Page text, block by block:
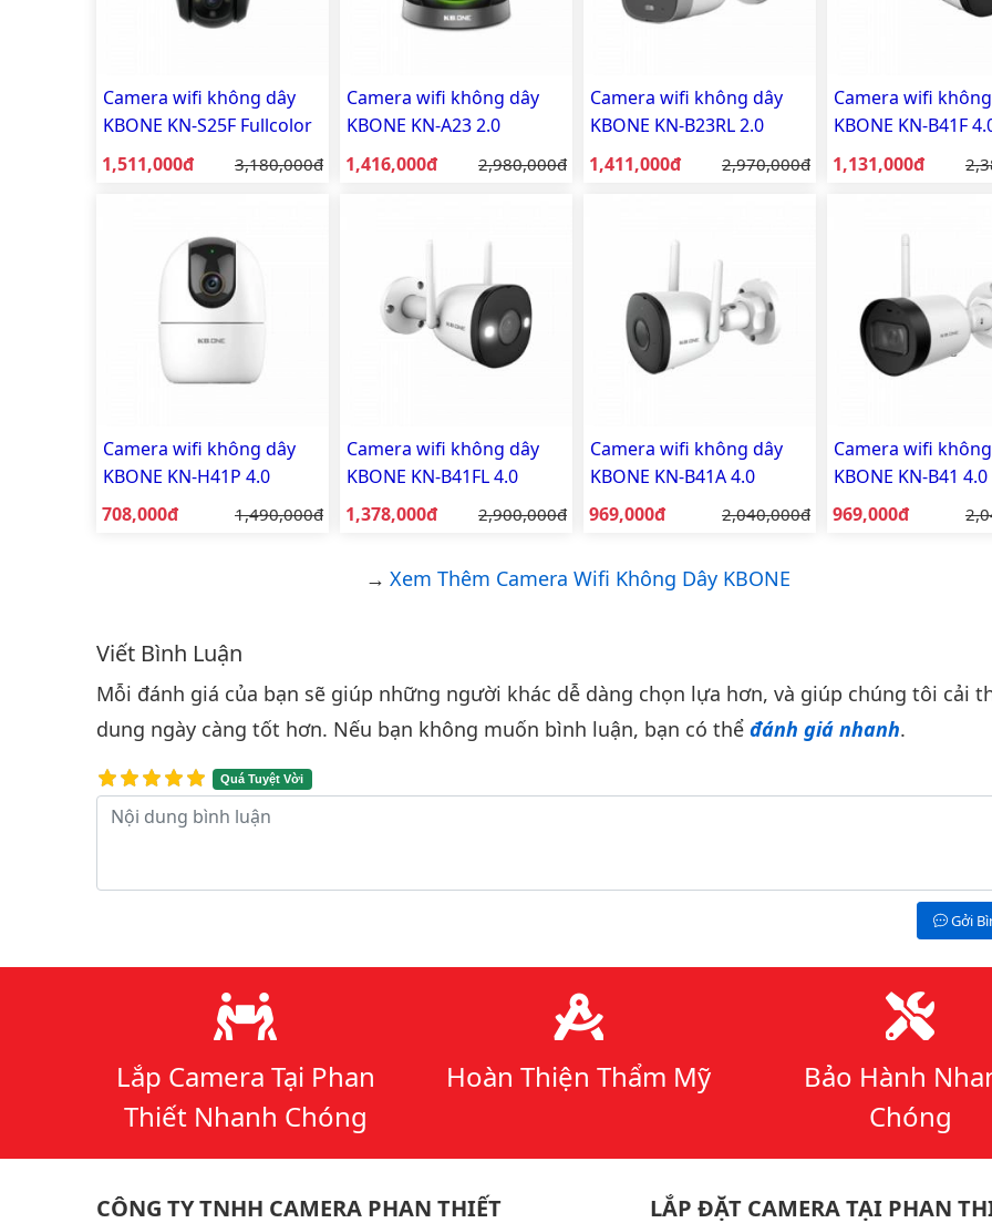
Camera wifi không dây
KBONE KN-S25F Fullcolor
có màu ban đêm
Giá bán:
1,511,000đ Giá gốc:
3,180,000đ
Camera wifi không dây
KBONE KN-A23 2.0
Megapixel (Mp)
Giá bán:
1,416,000đ Giá gốc:
2,980,000đ
Camera wifi không dây
KBONE KN-B23RL 2.0
Megapixel (Mp) Có đèn
Giá bán:
1,411,000đ Giá gốc:
2,970,000đ
Camera wifi
KBONE KN-B41F
Megapixel (Mp)
có màu ban đêm
Giá bán:
1,131,000đ
Camera wifi không dây
KBONE KN-H41P 4.0
Megapixel (Mp)
Giá bán:
708,000đ Giá gốc:
1,490,000đ
Camera wifi không dây
KBONE KN-B41FL 4.0
Megapixel (Mp) Fullcolor
có màu ban đêm - Có đèn
Giá bán:
1,378,000đ Giá gốc:
2,900,000đ
Camera wifi không dây
KBONE KN-B41A 4.0
Megapixel (Mp)
Giá bán:
969,000đ Giá gốc:
2,040,000đ
Camera wifi
KBONE KN-B41 4.0
Megapixel (Mp)
Giá bán:
969,000đ
Xem Thêm Camera Wifi Không Dây KBONE
Bình luận & Đánh giá
Viết Bình Luận
Mỗi đánh giá của bạn sẽ giúp những người khác dễ dàng chọn lựa hơn, và giúp chúng tôi cải
dung ngày càng tốt hơn. Nếu bạn không muốn bình luận, bạn có thể đánh giá nhanh.
Quá Tuyệt Vời
Nội dung bình luận
Gởi
Lý do chọn chúng tôi
Lắp Camera Tại Phan
Thiết Nhanh Chóng
Hoàn Thiện Thẩm Mỹ
Bảo Hành
Chóng
CÔNG TY TNHH CAMERA PHAN THIẾT LẮP ĐẶT CAMERA TẠI PHAN